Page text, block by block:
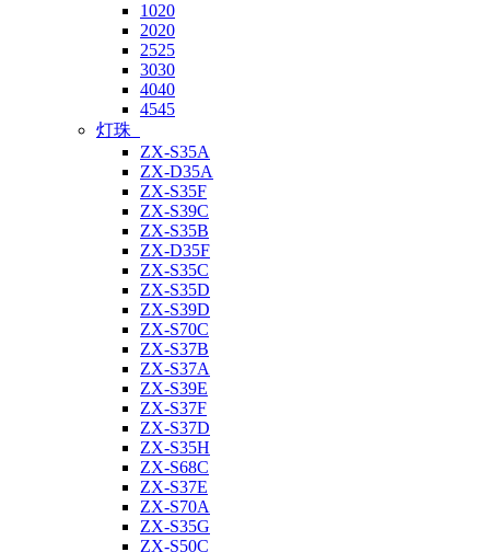
1020
2020
2525
3030
4040
4545
灯珠
ZX-S35A
ZX-D35A
ZX-S35F
ZX-S39C
ZX-S35B
ZX-D35F
ZX-S35C
ZX-S35D
ZX-S39D
ZX-S70C
ZX-S37B
ZX-S37A
ZX-S39E
ZX-S37F
ZX-S37D
ZX-S35H
ZX-S68C
ZX-S37E
ZX-S70A
ZX-S35G
ZX-S50C